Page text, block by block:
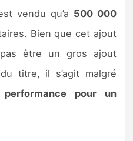
vendu qu’a 500 000
Bien que cet ajout
être un gros ajout
titre, il s’agit malgré
performance pour un